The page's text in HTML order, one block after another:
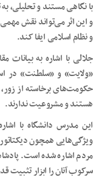
با نگاهی مستند و تحلیلی،
و این اثر می‌تواند نقش
و نظام اسلامی ایفا کند.
جلالی با اشاره به بیانات
«ولایت» و «سلطنت» در
حکومت‌های برخاسته از زور،
هستند و مشروعیت ندارند.
ویژگی‌هایی همچون
مردم اشاره شده است.
سرکوب آنان را ابزار